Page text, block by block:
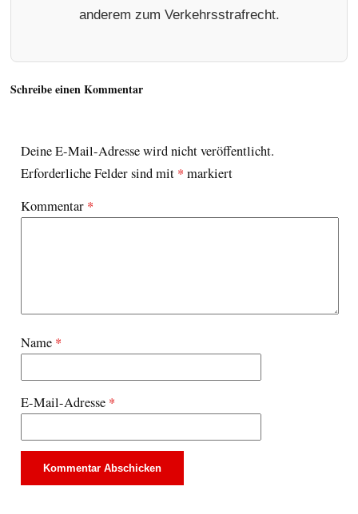
anderem zum Verkehrsstrafrecht.
Schreibe einen Kommentar
Deine E-Mail-Adresse wird nicht veröffentlicht.
Erforderliche Felder sind mit * markiert
Kommentar *
Name *
E-Mail-Adresse *